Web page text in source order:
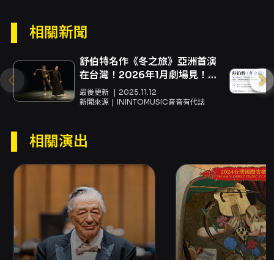
（Lorraine Hunt Lieberson, 1954-2006）的
表。作曲家李柏森接受洛杉磯愛樂的創作委託，
從智利詩人聶魯達（Pablo Neruda, 1904-
1973）的《一百首愛的十四行詩》詩集中獲得啟
詩歌集》Neruda Songs為名的管弦樂歌曲，並
次女高音范婷玉將李柏森的《聶魯達詩歌集》選
作為本場音樂會的重點曲目，以鋼琴與人聲的方
式來呈現並介紹智利詩人聶魯達的情詩風采，喜
歡人聲藝術與聶魯達詩作的朋友們，千萬不能錯
過！
相關新聞
舒伯特名作《冬之旅》亞洲首演
在台灣！2026年1月劇場見！
✨❄️
最後更新
2025.11.12
新聞來源
ININTOMUSIC音音有代誌
相關演出